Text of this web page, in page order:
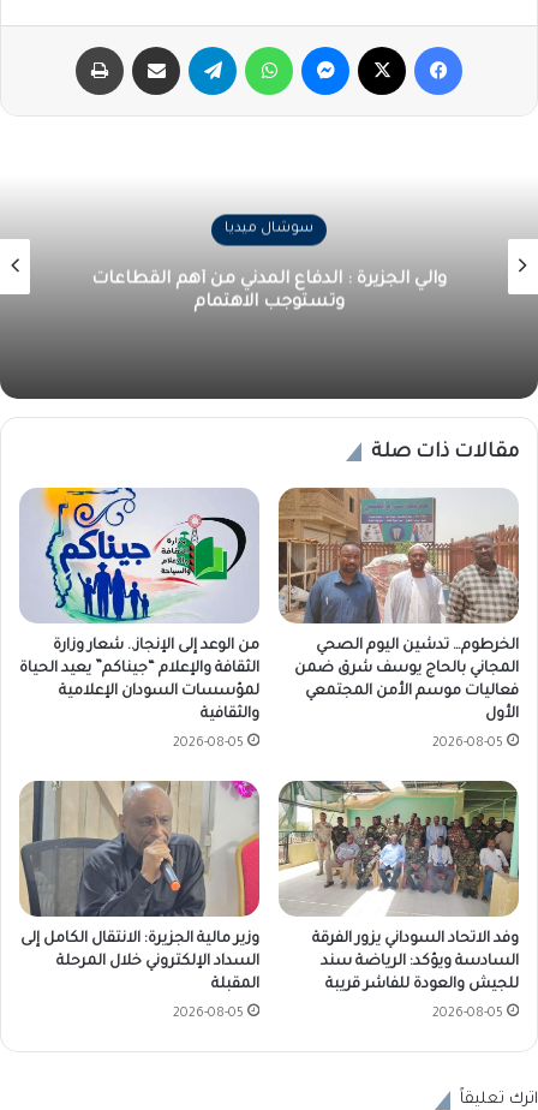
فيسبوك ماسنجر واتساب تيلقرام مشاركة عبر البريد
سوشال ميديا
والي الجزيرة : الدفاع المدني من أهم القطاعات
وتستوجب الاهتمام
مقالات ذات صلة
الخرطوم… تدشين اليوم الصحي
المجاني بالحاج يوسف شرق ضمن
فعاليات موسم الأمن المجتمعي
الأول
2026-08-05
من الوعد إلى الإنجاز.. شعار وزارة
الثقافة والإعلام “جيناكم” يعيد الحياة
لمؤسسات السودان الإعلامية
والثقافية
2026-08-05
وفد الاتحاد السوداني يزور الفرقة
السادسة ويؤكد: الرياضة سند
للجيش والعودة للفاشر قريبة
2026-08-05
وزير مالية الجزيرة: الانتقال الكامل إلى
السداد الإلكتروني خلال المرحلة
المقبلة
2026-08-05
اترك تعليقاً